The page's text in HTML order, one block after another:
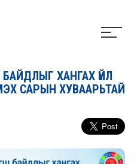
ХАНГАХ ҮЙЛ
САРЫН ХУВААРЬТАЙ